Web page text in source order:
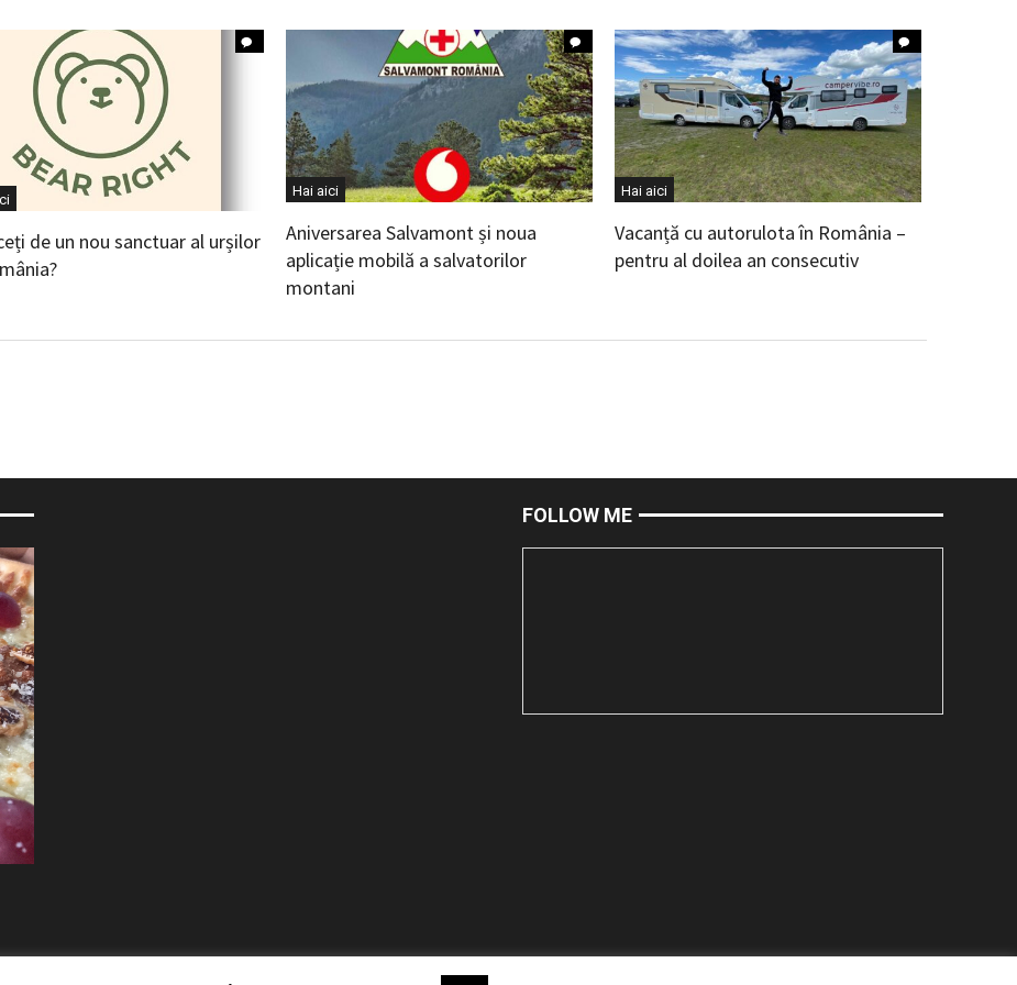
de un nou sanctuar al urșilor
Hai aici
Aniversarea Salvamont și noua
aplicație mobilă a salvatorilor
montani
Hai aici
Vacanță cu autorulota în România –
pentru al doilea an consecutiv
FOLLOW ME